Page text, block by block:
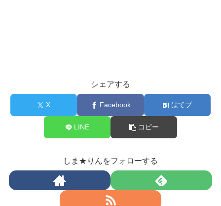
シェアする
X Facebook はてブ
LINE コピー
しま★りんをフォローする